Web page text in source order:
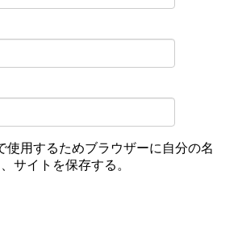
使用するためブラウザーに自分の名
サイトを保存する。